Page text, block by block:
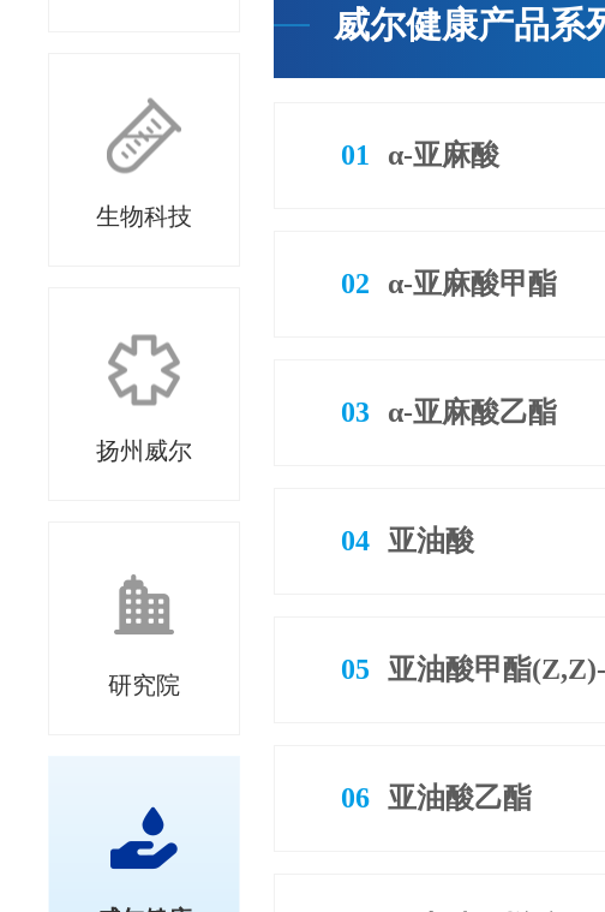
生物科技
扬州威尔
研究院
威尔健康产品系
01 α-亚麻酸
02 α-亚麻酸甲酯
03 α-亚麻酸乙酯
04 亚油酸
05 亚油酸甲酯
06 亚油酸乙酯